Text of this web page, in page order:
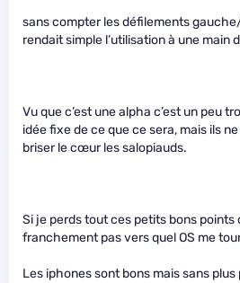
sans compter les défilements
rendait simple l’utilisation à une main
Vu que c’est une alpha c’est un peu
idée fixe de ce que ce sera, mais ils
briser le cœur les salopiauds.
Si je perds tout ces petits bons points
franchement pas vers quel OS me
Les iphones sont bons mais sans